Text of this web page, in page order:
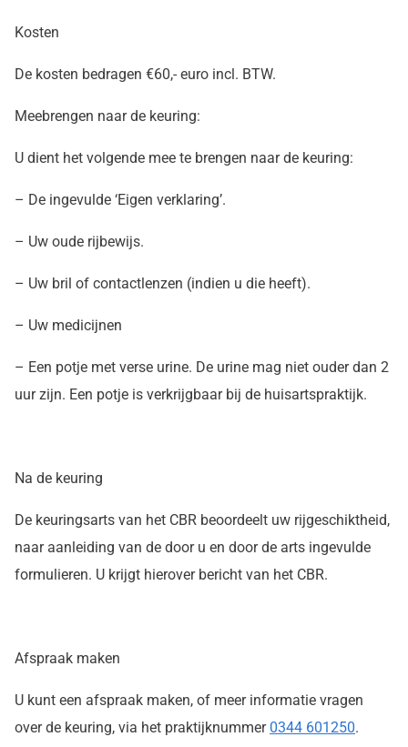
Kosten
De kosten bedragen €60,- euro incl. BTW.
Meebrengen naar de keuring:
U dient het volgende mee te brengen naar de keuring:
– De ingevulde ‘Eigen verklaring’.
– Uw oude rijbewijs.
– Uw bril of contactlenzen (indien u die heeft).
– Uw medicijnen
– Een potje met verse urine. De urine mag niet ouder dan 2
uur zijn. Een potje is verkrijgbaar bij de huisartspraktijk.
Na de keuring
De keuringsarts van het CBR beoordeelt uw rijgeschiktheid,
naar aanleiding van de door u en door de arts ingevulde
formulieren. U krijgt hierover bericht van het CBR.
Afspraak maken
U kunt een afspraak maken, of meer informatie vragen
over de keuring, via het praktijknummer 0344 601250.